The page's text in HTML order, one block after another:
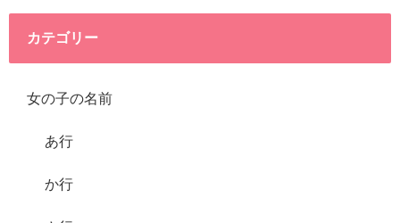
カテゴリー
女の子の名前
あ行
か行